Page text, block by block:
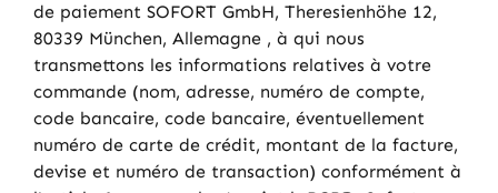
de paiement SOFORT GmbH, Theresienhöhe 12,
80339 München, Allemagne , à qui nous
transmettons les informations relatives à votre
commande (nom, adresse, numéro de compte,
code bancaire, code bancaire, éventuellement
numéro de carte de crédit, montant de la facture,
devise et numéro de transaction) conformément à